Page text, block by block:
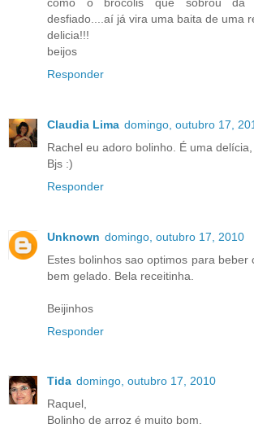
desfiado....aí já vira uma baita de uma
delicia!!!
beijos
Responder
Claudia Lima domingo, outubro 17,
Rachel eu adoro bolinho. É uma
Bjs :)
Responder
Unknown domingo, outubro 17, 2010
Estes bolinhos sao optimos para beber
bem gelado. Bela receitinha.
Beijinhos
Responder
Tida domingo, outubro 17, 2010
Raquel,
Bolinho de arroz é muito bom.